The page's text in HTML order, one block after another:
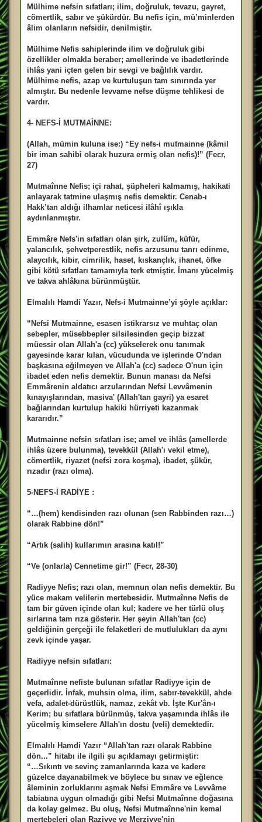
Mülhime nefsin sıfatları; ilim, doğruluk, tevazu, gayret,
cömertlik, sabır ve şükürdür. Bu nefis için, mü’minlerden
âlim olanların nefsidir, denilmiştir.
Mülhime Nefis sahiplerinde ilim ve doğruluk gibi
özellikler olmakla beraber; amellerinde ve ibadetlerinde
ihlâs yani içten gelen bir sevgi ve bağlılık vardır.
Mülhime nefis, azap ve kurtuluşun tam sınırında yer
almıştır. Bu nedenle levvame nefse düşme tehlikesi de
vardır.
4- NEFS-İ MUTMAİNNE:
(Allah, mümin kuluna ise:) “Ey nefs-i mutmainne (kâmil
bir iman sahibi olarak huzura ermiş olan nefis)!” (Fecr,
27)
Mutmaînne Nefis; içi rahat, şüpheleri kalmamış, hakikati
anlayarak tatmine ulaşmış nefis demektir. Cenab-ı
Hakk’tan aldığı ilhamlar neticesi ilâhî ışıkla
aydınlanmıştır.
Emmâre Nefs'in sıfatları olan şirk, zulüm, küfür,
yalancılık, şehvetperestlik, nefis arzusunu tanrı edinme,
alaycılık, kibir, cimrilik, haset, kıskançlık, ihanet, öfke
gibi kötü sıfatları tamamıyla terk etmiştir. İmanı yücelmiş
ve takva ahlâkına bürünmüştür.
Elmalılı Hamdi Yazır, Nefs-i Mutmainne’yi şöyle açıklar:
“Nefsi Mutmainne, esasen istikrarsız ve muhtaç olan
sebepler, müsebbepler silsilesinden geçip bizzat
müessir olan Allah'a (cc) yükselerek onu tanımak
gayesinde karar kılan, vücudunda ve işlerinde O'ndan
başkasına eğilmeyen ve Allah'a (cc) sadece O'nun için
ibadet eden nefis demektir. Bunun manası da Nefsi
Emmârenin aldatıcı arzularından Nefsi Levvâmenin
kınayışlarından, masiva' (Allah'tan gayri) ya esaret
bağlarından kurtulup hakiki hürriyeti kazanmak
kararıdır.”
Mutmainne nefsin sıfatları ise; amel ve ihlâs (amellerde
ihlâs üzere bulunma), tevekkül (Allah'ı vekil etme),
cömertlik, riyazet (nefsi zora koşma), ibadet, şükür,
rızadır (razı olma).
5-NEFS-İ RADİYE :
“…(hem) kendisinden razı olunan (sen Rabbinden razı…)
olarak Rabbine dön!”
“Artık (salih) kullarımın arasına katıl!”
“Ve (onlarla) Cennetime gir!” (Fecr, 28-30)
Radiyye Nefis; razı olan, memnun olan nefis demektir. Bu
yüce makam velilerin mertebesidir. Mutmaînne Nefis de
tam bir güven içinde olan kul; kadere ve her türlü oluş
sırlarına tam rıza gösterir. Her şeyin Allah'tan (cc)
geldiğinin gerçeği ile felaketleri de mutlulukları da aynı
zevk içinde yaşar.
Radiyye nefsin sıfatları:
Mutmaînne nefiste bulunan sıfatlar Radiyye için de
geçerlidir. İnfak, muhsin olma, ilim, sabır-tevekkül, ahde
vefa, adalet-dürüstlük, namaz, zekât vb. İşte Kur'ân-ı
Kerim; bu sıfatlara bürünmüş, takva yaşamında ihlâs ile
yücelmiş kimselere Allah'ın dostu (veli) demektedir.
Elmalılı Hamdi Yazır “Allah'tan razı olarak Rabbine
dön...” hitabı ile ilgili şu açıklamayı getirmiştir:
“…Sıkıntı ve sevinç zamanlarında kaza ve kadere
güzelce dayanabilmek ve böylece bu sınav ve eğlence
âleminin zorluklarını aşmak Nefsi Emmâre ve Levvâme
tabiatına uygun olmadığı gibi Nefsi Mutmaînne doğasına
da kolay gelmez. Bu oluş, Nefsi Mutmaînne'nin kemal
mertebeleri olan Raziyye ve Merziyye'nin